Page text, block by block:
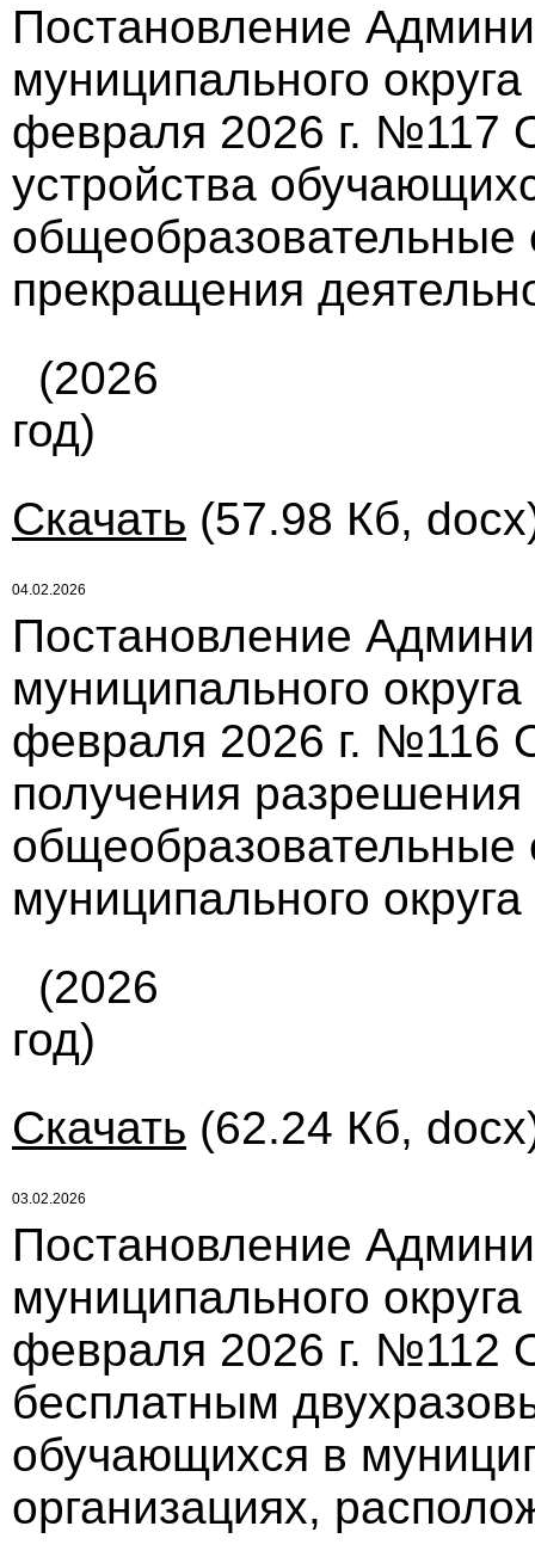
Постановление
муниципального
февраля 2026 г. №117
устройства
общеобразовательные
прекращения
(2026
год)
Скачать (57.98 Кб,
04.02.2026
Постановление
муниципального
февраля 2026 г. №116
получения
общеобразовательные
муниципального
(2026
год)
Скачать (62.24 Кб,
03.02.2026
Постановление
муниципального
февраля 2026 г. №112
бесплатным
обучающихся в
организациях,